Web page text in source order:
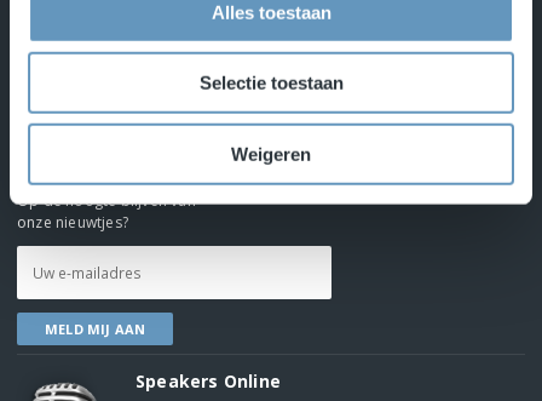
Alles toestaan
Selectie toestaan
Weigeren
Nieuws
Privacybeleid
Aanmelden voor nieuwsbrief
Op de hoogte blijven van
onze nieuwtjes?
Speakers Online